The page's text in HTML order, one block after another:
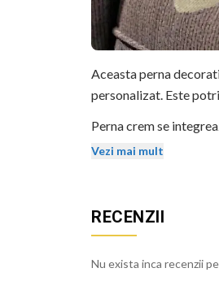
Aceasta perna
personalizat. Este
Perna crem se
mentin stralucirea si
cm.
Vezi mai mult
RECENZII
Nu exista inca recenzii